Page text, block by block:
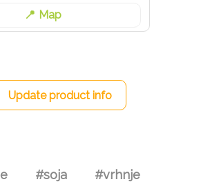
Map
Update product info
#soja #vrhnje